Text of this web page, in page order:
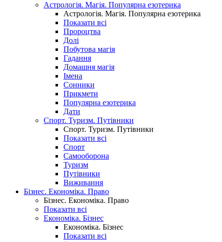
Астрологія. Магія. Популярна езотерика
Астрологія. Магія. Популярна езотерика
Показати всі
Пророцтва
Долі
Побутова магія
Гадання
Домашня магія
Імена
Сонники
Прикмети
Популярна езотерика
Дати
Спорт. Туризм. Путівники
Спорт. Туризм. Путівники
Показати всі
Спорт
Самооборона
Туризм
Путівники
Виживання
Бізнес. Економіка. Право
Бізнес. Економіка. Право
Показати всі
Економіка. Бізнес
Економіка. Бізнес
Показати всі